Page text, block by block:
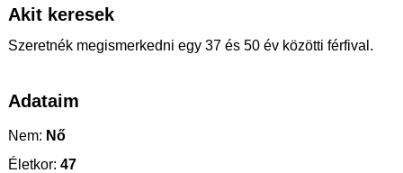
Akit keresek
Szeretnék megismerkedni egy 37 és 50 év közötti férfival.
Adataim
Nem: Nő
Életkor: 47